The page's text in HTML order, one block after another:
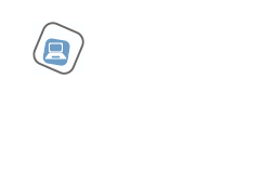
Inhalt
springen